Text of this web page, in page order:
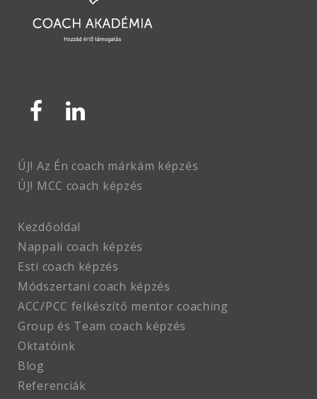
ÚJ! Az Én coach márkám képzés
ÚJ! MCC coach képzés
Kezdőoldal
Nappali coach képzés
Esti coach képzés
Módszertani coach képzés
ACC/PCC felkészítő mentor coaching
Group és Team coach képzés
Oktatóink
Blog
Referenciák